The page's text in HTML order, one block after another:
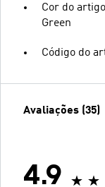
Cor do
Green
Código do
Avaliações (35)
4.9